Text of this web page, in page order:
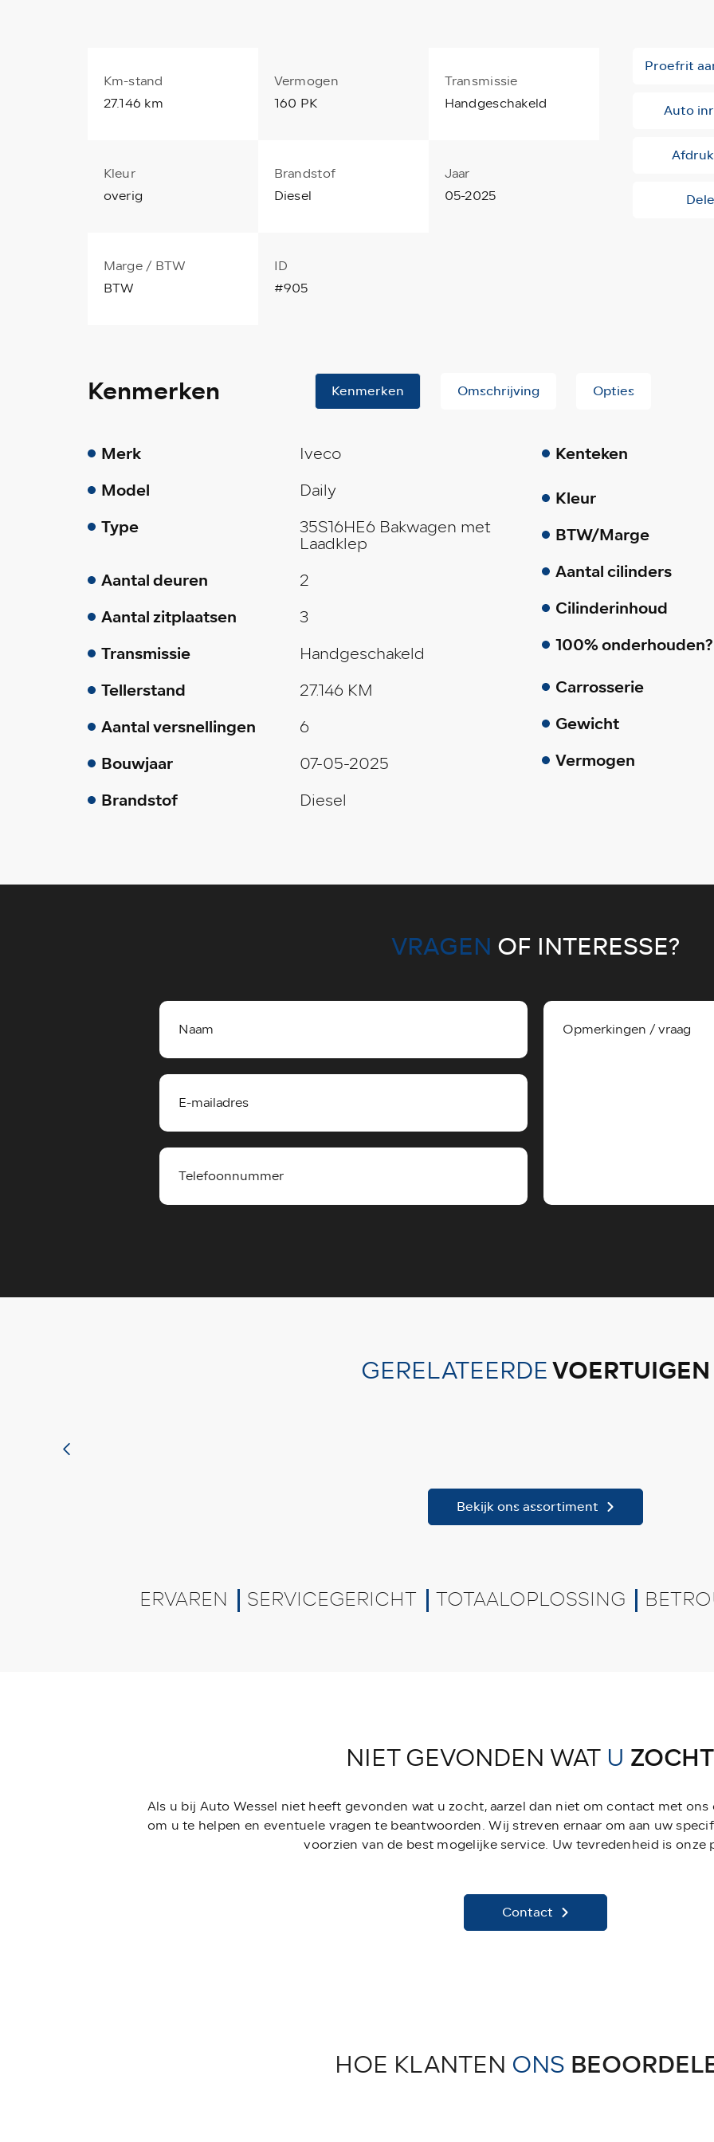
Km-stand
27.146 km
Vermogen
160 PK
Transmissie
Handgeschakeld
Kleur
overig
Brandstof
Diesel
Jaar
05-2025
Marge / BTW
BTW
ID
#905
Proefrit
Auto
Kenmerken Omschrijving Opties
Kenmerken
Merk Iveco
Model Daily
Type 35S16HE6 Bakwagen met
Laadklep
Aantal deuren 2
Aantal zitplaatsen 3
Transmissie Handgeschakeld
Tellerstand 27.146 KM
Aantal versnellingen 6
Bouwjaar 07-05-2025
Brandstof Diesel
Kenteken
Kleur
BTW/Marge
Aantal cilinders
Cilinderinhoud
100% onderhouden?
Carrosserie
Gewicht
Vermogen
VRAGEN OF INTERESSE?
GERELATEERDEVOERTUIGEN
Bekijk ons assortiment
ERVAREN SERVICEGERICHT TOTAALOPLOSSING
NIET GEVONDEN WAT U
Als u bij Auto Wessel niet heeft gevonden wat u zocht, aarzel dan niet om contact met ons
om u te helpen en eventuele vragen te beantwoorden. Wij streven ernaar om aan uw
voorzien van de best mogelijke service. Uw tevredenheid is onze
Contact
HOE KLANTEN ONS